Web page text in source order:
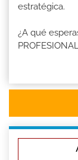
estratégica.
¿A qué